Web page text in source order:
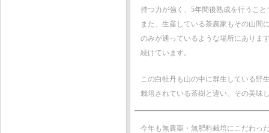
持つ力が強く、5年間後熟成を行うこ
また、生産している茶農家もその山間
のみが通っているような場所にありま
続けています。
この白牡丹も山の中に群生している野
栽培されている茶樹と違い、その美味
今年も無農薬・無肥料栽培にこだわっ